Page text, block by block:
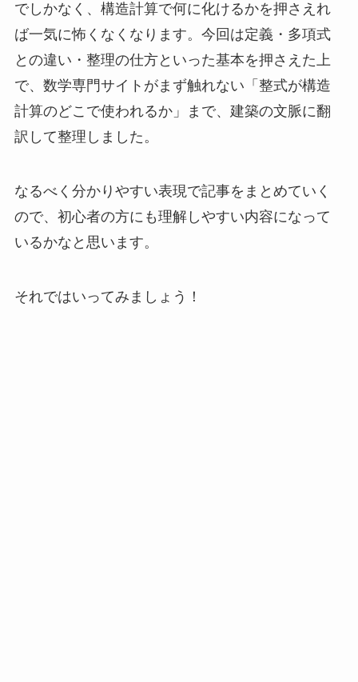
でしかなく、構造計算で何に化けるかを押さえれ
ば一気に怖くなくなります。今回は定義・多項式
との違い・整理の仕方といった基本を押さえた上
で、数学専門サイトがまず触れない「整式が構造
計算のどこで使われるか」まで、建築の文脈に翻
訳して整理しました。
なるべく分かりやすい表現で記事をまとめていく
ので、初心者の方にも理解しやすい内容になって
いるかなと思います。
それではいってみましょう！